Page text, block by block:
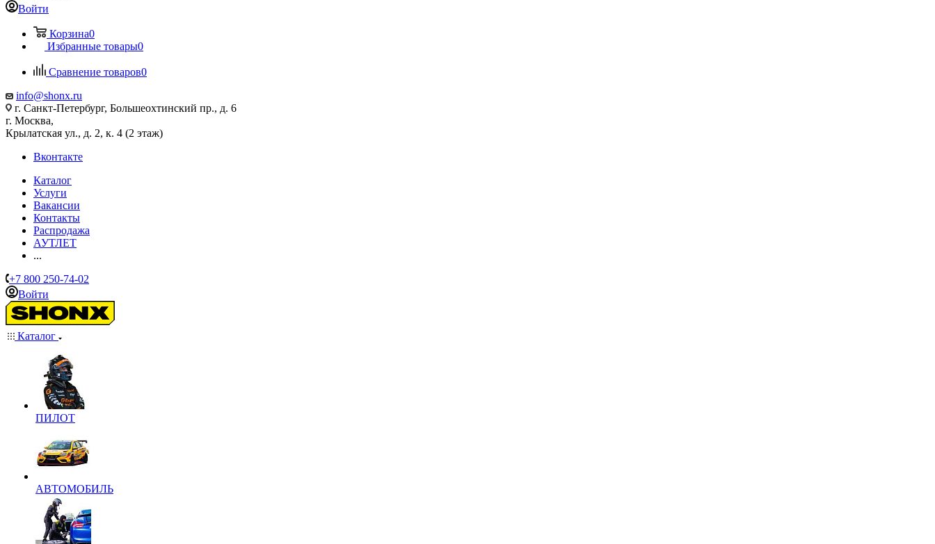
Войти
Корзина0
Избранные товары0
Сравнение товаров0
info@shonx.ru
г. Санкт-Петербург, Большеохтинский пр., д. 6
г. Москва,
Крылатская ул., д. 2, к. 4 (2 этаж)
Вконтакте
Каталог
Услуги
Вакансии
Контакты
Распродажа
АУТЛЕТ
...
+7 800 250-74-02
Войти
Каталог
ПИЛОТ
АВТОМОБИЛЬ